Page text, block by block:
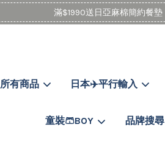
滿$1990送日亞麻棉簡約餐墊
所有商品 日本✈️平行輸入
童裝🩳BOY 品牌搜尋